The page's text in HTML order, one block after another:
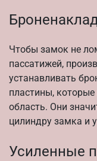
Чтобы замок не
пассатижей,
устанавливать
пластины,
область. Они
цилиндру замка и
Усиленные